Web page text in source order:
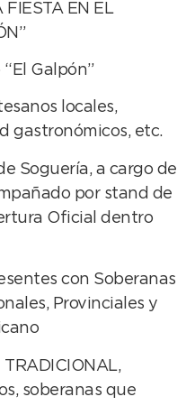
FIESTA EN EL
Galpón”
locales,
gastronómicos, etc.
Soguería, a cargo de
por stand de
Oficial dentro
con Soberanas
Provinciales y
TRADICIONAL,
soberanas que